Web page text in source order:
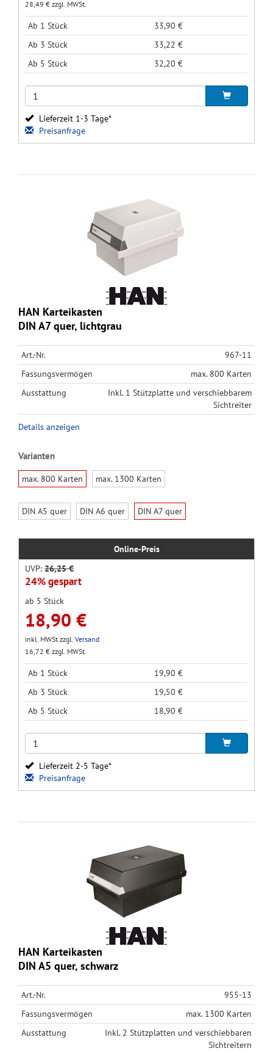
28,49 € zzgl. MWSt.
Ab 1 Stück
33,90 €
Ab 3 Stück
33,22 €
Ab 5 Stück
32,20 €
Lieferzeit 1-3 Tage*
Preisanfrage
HAN Karteikasten
DIN A7 quer, lichtgrau
Art.-Nr.
967-11
Fassungsvermögen
max. 800 Karten
Ausstattung
Inkl. 1 Stützplatte und verschiebbarem
Sichtreiter
Details anzeigen
Varianten
max. 800 Karten max. 1300 Karten
DIN A5 quer DIN A6 quer DIN A7 quer
Online-Preis
UVP: 26,25 €
24% gespart
ab 5 Stück
18,90 €
inkl. MWSt zzgl. Versand
16,72 € zzgl. MWSt.
Ab 1 Stück
19,90 €
Ab 3 Stück
19,50 €
Ab 5 Stück
18,90 €
Lieferzeit 2-5 Tage*
Preisanfrage
HAN Karteikasten
DIN A5 quer, schwarz
Art.-Nr.
955-13
Fassungsvermögen
max. 1300 Karten
Ausstattung
Inkl. 2 Stützplatten und verschiebbaren
Sichtreitern